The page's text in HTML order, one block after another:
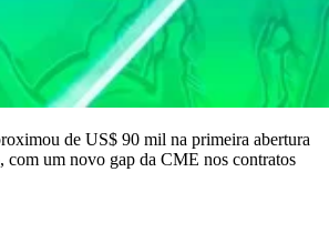
de US$ 90 mil na primeira abertura
com um novo gap da CME nos contratos